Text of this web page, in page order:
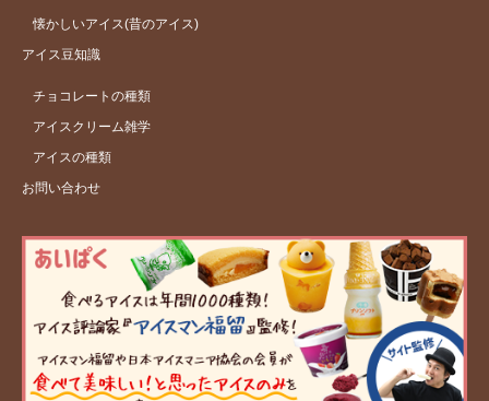
懐かしいアイス(昔のアイス)
アイス豆知識
チョコレートの種類
アイスクリーム雑学
アイスの種類
お問い合わせ